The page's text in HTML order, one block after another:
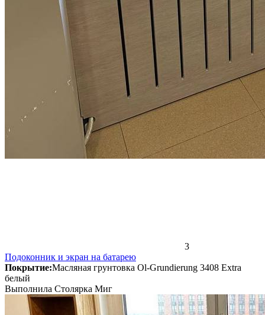
3
Подоконник и экран на батарею
Покрытие:Масляная грунтовка Ol-Grundierung 3408 Extra
белый
Выполнила Столярка Миг